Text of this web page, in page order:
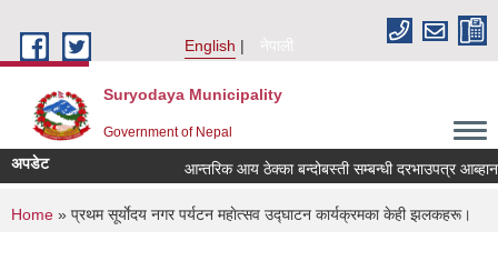
English
नेपाली
Suryodaya Municipality
Government of Nepal
अपडेट आन्तरिक आय ठेक्का बन्दोबस्ती सम्बन्धी दरभाउपत्र
You are here
Home » प्रथम सूर्याेदय नगर पर्यटन महाेत्सव उद्घाटन कार्यक्रमका केही झलकहरू।